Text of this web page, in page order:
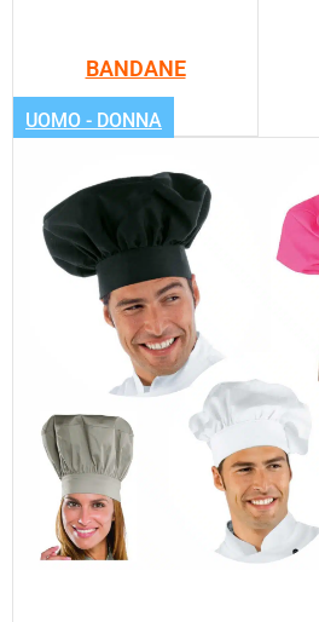
BANDANE
UOMO - DONNA